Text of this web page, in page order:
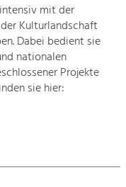
mit der
Kulturlandschaft
Dabei bedient sie
nationalen
Projekte
sie hier: